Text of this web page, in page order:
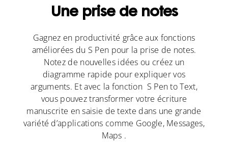
Une prise de notes
Gagnez en productivité grâce aux fonctions
améliorées du S Pen pour la prise de notes.
Notez de nouvelles idées ou créez un
diagramme rapide pour expliquer vos
arguments. Et avec la fonction S Pen to Text,
vous pouvez transformer votre écriture
manuscrite en saisie de texte dans une grande
variété d’applications comme Google, Messages,
Maps .